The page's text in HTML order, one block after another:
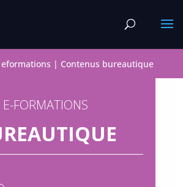
| Contenus bureautique
E-FORMATIONS